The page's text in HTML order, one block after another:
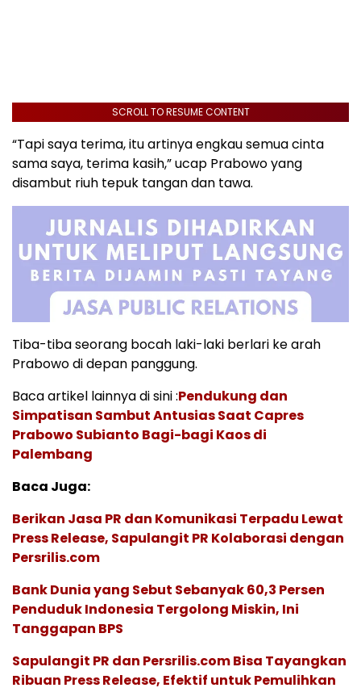
SCROLL TO RESUME CONTENT
“Tapi saya terima, itu artinya engkau semua cinta
sama saya, terima kasih,” ucap Prabowo yang
disambut riuh tepuk tangan dan tawa.
Tiba-tiba seorang bocah laki-laki berlari ke arah
Prabowo di depan panggung.
Baca artikel lainnya di sini :Pendukung dan
Simpatisan Sambut Antusias Saat Capres
Prabowo Subianto Bagi-bagi Kaos di
Palembang
Baca Juga:
Berikan Jasa PR dan Komunikasi Terpadu Lewat
Press Release, Sapulangit PR Kolaborasi dengan
Persrilis.com
Bank Dunia yang Sebut Sebanyak 60,3 Persen
Penduduk Indonesia Tergolong Miskin, Ini
Tanggapan BPS
Sapulangit PR dan Persrilis.com Bisa Tayangkan
Ribuan Press Release, Efektif untuk Pemulihkan